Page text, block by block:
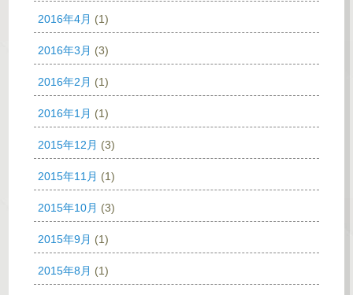
2016年4月 (1)
2016年3月 (3)
2016年2月 (1)
2016年1月 (1)
2015年12月 (3)
2015年11月 (1)
2015年10月 (3)
2015年9月 (1)
2015年8月 (1)